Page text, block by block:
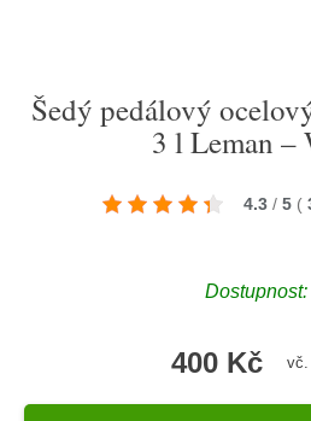
Šedý pedálový
3 l Leman –
4.3 / 5 (
Dostupnost:
400 Kč vč.